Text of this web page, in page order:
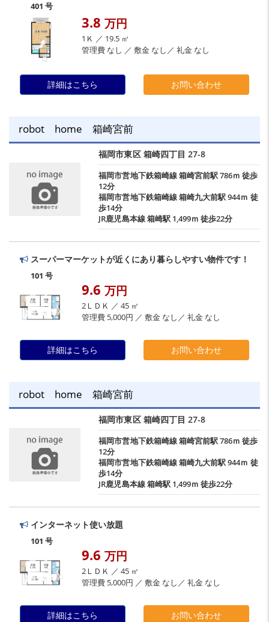
401 号
3.8 万円
1Ｋ ／ 19.5 ㎡
管理費 なし ／ 敷金 なし／ 礼金 なし
詳細はこちら お問い合わせ
robot home 箱崎宮前
福岡市東区 箱崎四丁目 27-8
福岡市営地下鉄箱崎線箱崎宮前駅786ｍ 徒歩
12分
福岡市営地下鉄箱崎線箱崎九大前駅944ｍ 徒
歩14分
JR鹿児島本線箱崎駅1,499ｍ 徒歩22分
スーパーマーケットが近くにあり暮らしやすい物件です！
101 号
9.6 万円
2ＬＤＫ ／ 45 ㎡
管理費 5,000円 ／ 敷金 なし／ 礼金 なし
詳細はこちら お問い合わせ
robot home 箱崎宮前
福岡市東区 箱崎四丁目 27-8
福岡市営地下鉄箱崎線箱崎宮前駅786ｍ 徒歩
12分
福岡市営地下鉄箱崎線箱崎九大前駅944ｍ 徒
歩14分
JR鹿児島本線箱崎駅1,499ｍ 徒歩22分
インターネット使い放題
101 号
9.6 万円
2ＬＤＫ ／ 45 ㎡
管理費 5,000円 ／ 敷金 なし／ 礼金 なし
詳細はこちら お問い合わせ